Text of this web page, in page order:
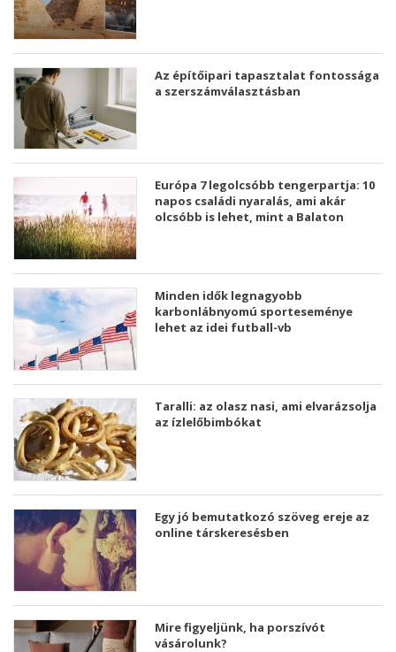
Az építőipari tapasztalat fontossága
a szerszámválasztásban
Európa 7 legolcsóbb tengerpartja: 10
napos családi nyaralás, ami akár
olcsóbb is lehet, mint a Balaton
Minden idők legnagyobb
karbonlábnyomú sporteseménye
lehet az idei futball-vb
Taralli: az olasz nasi, ami elvarázsolja
az ízlelőbimbókat
Egy jó bemutatkozó szöveg ereje az
online társkeresésben
Mire figyeljünk, ha porszívót
vásárolunk?